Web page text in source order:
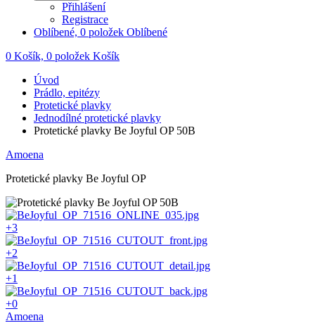
Přihlášení
Registrace
Oblíbené, 0 položek Oblíbené
0 Košík, 0 položek Košík
Úvod
Prádlo, epitézy
Protetické plavky
Jednodílné protetické plavky
Protetické plavky Be Joyful OP 50B
Amoena
Protetické plavky Be Joyful OP
+3
+2
+1
+0
Amoena